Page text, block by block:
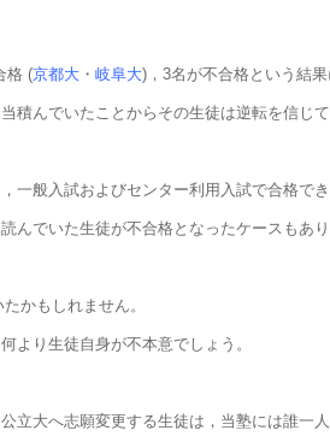
格 (京都大・ 岐阜大)，3名が不合格という結果
んでいたことからその生徒は逆転を信じ
般入試およびセンター利用入試で合格で
でいた生徒が不合格となったケースもあ
かもしれません。
より生徒自身が不本意でしょう。
大へ志願変更する生徒は，当塾には誰一人